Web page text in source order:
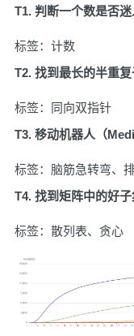
T1. 判断一个数是否迷
标签：计数
T2. 找到最长的半重
标签：同向双指针
T3. 移动机器人（
标签：脑筋急转弯、
T4. 找到矩阵中的好子
标签：散列表、贪心